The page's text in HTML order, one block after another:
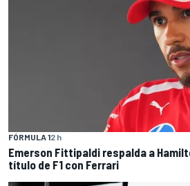
FÓRMULA 12 h
Emerson Fittipaldi respalda a
título de F1 con Ferrari